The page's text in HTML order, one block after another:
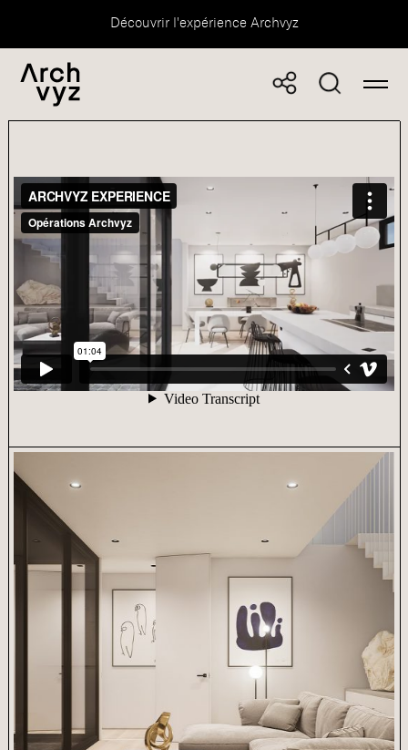
Découvrir l'expérience Archvyz